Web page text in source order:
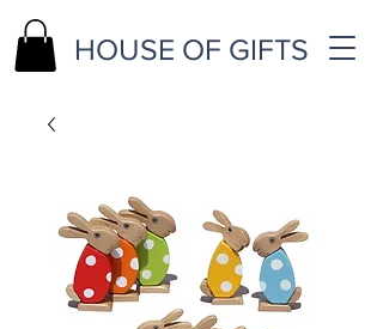
HOUSE OF GIFTS